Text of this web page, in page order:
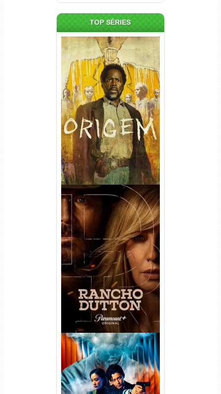
TOP SÉRIES
Origem 4ª Temporada Torrent
(2026) WEB-DL 1080p/4K
Dual Áudio
Rancho Dutton 1ª
Temporada Torrent (2026)
WEB-DL 1080p Dual Áudio